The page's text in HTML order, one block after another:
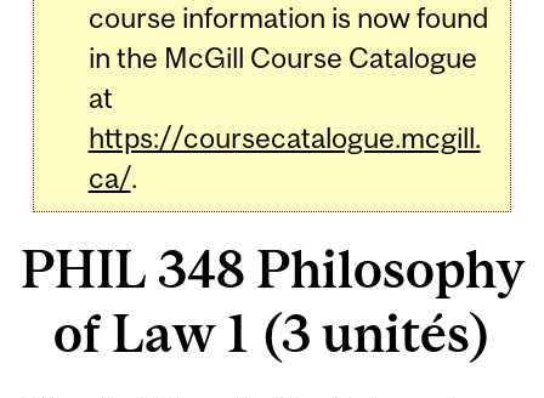
course information is now found
in the McGill Course Catalogue
at
https://coursecatalogue.mcgill.
ca/.
PHIL 348 Philosophy
of Law 1 (3 unités)